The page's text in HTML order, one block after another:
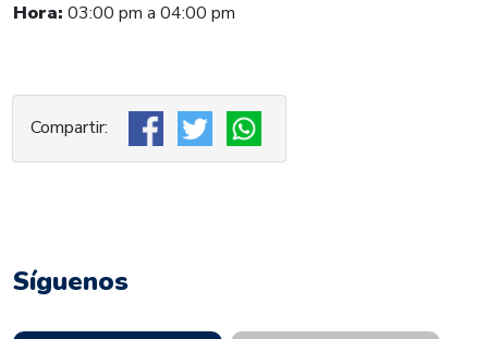
Hora: 03:00 pm a 04:00 pm
Síguenos